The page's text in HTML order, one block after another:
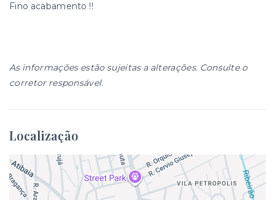
Fino acabamento !!
As informações estão sujeitas a alterações. Consulte o
corretor responsável.
Localização